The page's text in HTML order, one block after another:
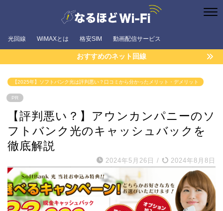
光回線 WiMAXとは 格安SIM 動画配信サービス
おすすめのネット回線
【2025年】ソフトバンク光は評判悪い？口コミから分かったメリット・デメリット
PR
【評判悪い？】アウンカンパニーのソ
フトバンク光のキャッシュバックを
徹底解説
2024年5月26日 / 2024年8月8日